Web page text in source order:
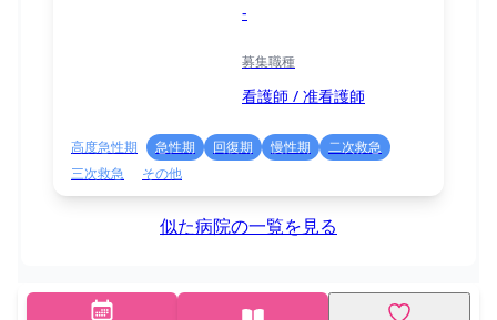
-
募集職種
看護師 / 准看護師
高度急性期 急性期 回復期 慢性期
二次救急
三次救急
その他
似た病院の一覧を見る